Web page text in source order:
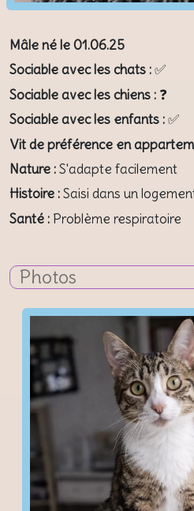
Mâle né le 01.06.25
Sociable avec les chats :✅
Sociable avec les chiens : ❓️
Sociable avec les enfants :✅
Vit de préférence en
Nature :S'adapte facilement
Histoire :Saisi dans un
Santé : Problème respiratoire
Photos